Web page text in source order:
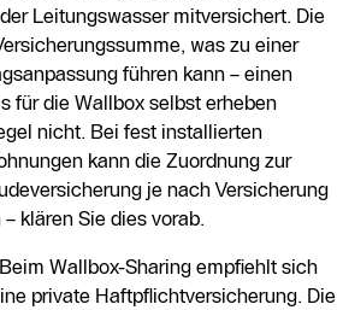
Leitungswasser mitversichert. Die
was zu einer
führen kann – einen
für die Wallbox selbst erheben
nicht. Bei fest installierten
kann die Zuordnung zur
je nach Versicherung
klären Sie dies vorab.
Wallbox-Sharing empfiehlt sich
private Haftpflichtversicherung. Die